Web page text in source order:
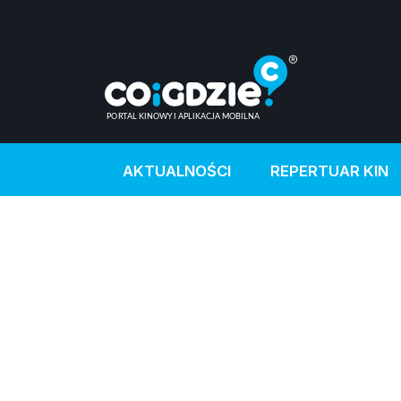
AKTUALNOŚCI REPERTUAR KIN